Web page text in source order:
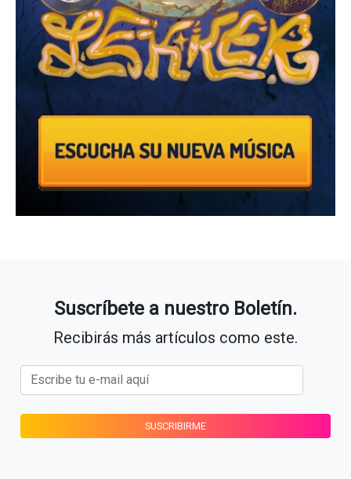
Suscríbete a nuestro Boletín.
Recibirás más artículos como este.